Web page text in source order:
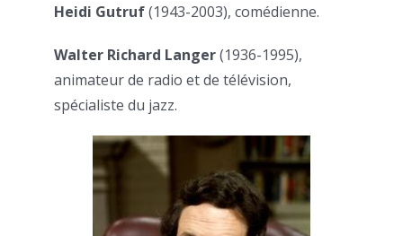
Heidi Gutruf(1943-2003), comédienne.
Walter Richard Langer(1936-1995),
animateur de radio et de télévision,
spécialiste du jazz.